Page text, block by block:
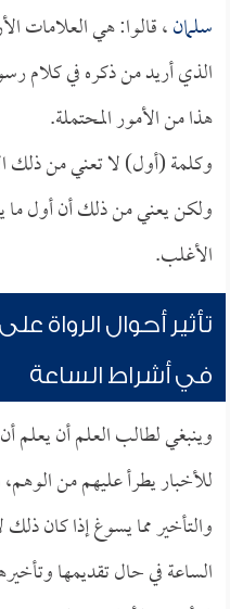
سلمان، قالوا: هي العلامات
الذي أريد من ذكره في كلام
هذا من الأمور المحتملة.
وكلمة (أول) لا تعني من ذلك
ولكن يعني من ذلك أن أول ما
الأغلب.
تأثير أحوال الرواة
في أشراط الساعة
وينبغي لطالب العلم أن يعلم
للأخبار يطرأ عليهم من
والتأخير مما يسوغ إذا كان
الساعة في حال تقديمها